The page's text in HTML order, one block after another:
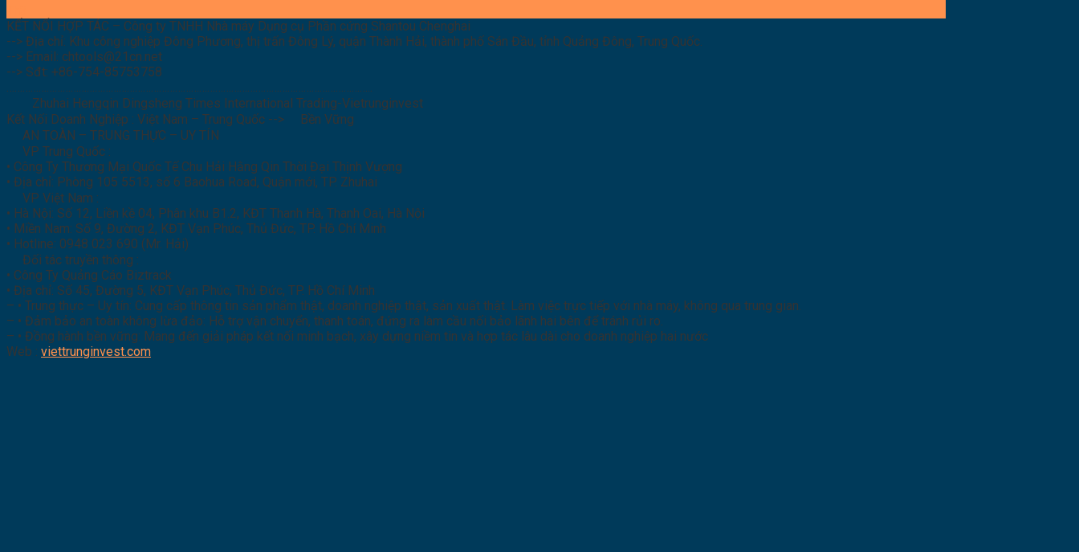
KẾT NỐI HỢP TÁC – Công ty TNHH Nhà máy Dụng cụ Phần cứng Shantou Chenghai
--> Địa chỉ: Khu công nghiệp Đông Phương, thị trấn Đông Lý, quận Thành Hải, thành phố Sán Đầu, tỉnh Quảng Đông, Trung Quốc.
--> Email: chtools@21cn.net
--> Sđt: +86-754-85753758
………………………………………………………………………………………………………………………..
Zhuhai Hengqin Dingsheng Times International Trading-Vietrunginvest
Kết Nối Doanh Nghiệp : Việt Nam – Trung Quốc -->
Bền Vững
AN TOÀN – TRUNG THỰC – UY TÍN
VP Trung Quốc :
• Công Ty Thương Mại Quốc Tế Chu Hải Hằng Qin Thời Đại Thịnh Vượng
• Địa chỉ: Phòng 105 5513, số 6 Baohua Road, Quận mới, TP. Zhuhai
VP Việt Nam :
• Hà Nội: Số 12, Liền kề 04, Phân khu B1.2, KĐT Thanh Hà, Thanh Oai, Hà Nội
• Miền Nam: Số 9, Đường 2, KĐT Vạn Phúc, Thủ Đức, TP. Hồ Chí Minh
• Hotline: 0948 023 690 (Mr. Hải)
Đối tác truyền thông :
• Công Ty Quảng Cáo Biztrack
• Địa chỉ: Số 45, Đường 5, KĐT Vạn Phúc, Thủ Đức, TP. Hồ Chí Minh
– • Trung thực – Uy tín: Cung cấp thông tin sản phẩm thật, doanh nghiệp thật, sản xuất thật. Làm việc trực tiếp với nhà máy, không qua trung gian.
– • Đảm bảo an toàn không lừa đảo: Hỗ trợ vận chuyển, thanh toán, đứng ra làm cầu nối bảo lãnh hai bên để tránh rủi ro.
– • Đồng hành bền vững: Mang đến giải pháp kết nối minh bạch, xây dựng niềm tin và hợp tác lâu dài cho doanh nghiệp hai nước
Web : viettrunginvest.com